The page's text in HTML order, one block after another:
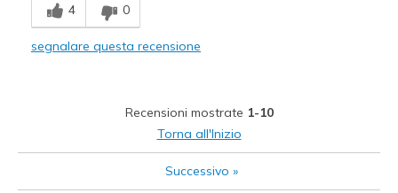
Comfortable
Everyday Wear
4 0
segnalare questa recensione
Recensioni mostrate 1-10
Torna all'Inizio
Successivo »